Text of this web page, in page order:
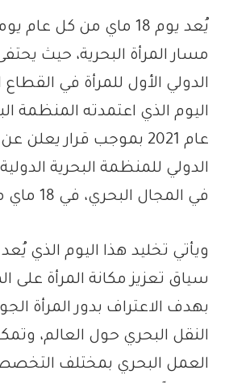
يُعد يوم 18 ماي من كل عام
مسار المرأة البحرية، حيث
الدولي الأول للمرأة في
اليوم الذي اعتمدته المنظمة
عام 2021 بموجب قرار يعلن
الدولي للمنظمة البحرية
في المجال البحري، في 18 ماي من كل عام.
ويأتي تخليد هذا اليوم الذي
سياق تعزيز مكانة المرأة على
بهدف الاعتراف بدور المرأة
النقل البحري حول العالم،
العمل البحري بمختلف